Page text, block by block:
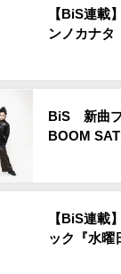
【BiS連載
ンノカナ
BiS 新曲
BOOM
【BiS連載
ック『水